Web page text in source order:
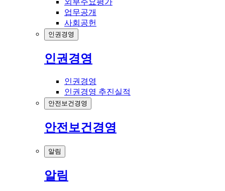
외부주요평가
업무공개
사회공헌
인권경영
인권경영
인권경영
인권경영 추진실적
안전보건경영
안전보건경영
알림
알림